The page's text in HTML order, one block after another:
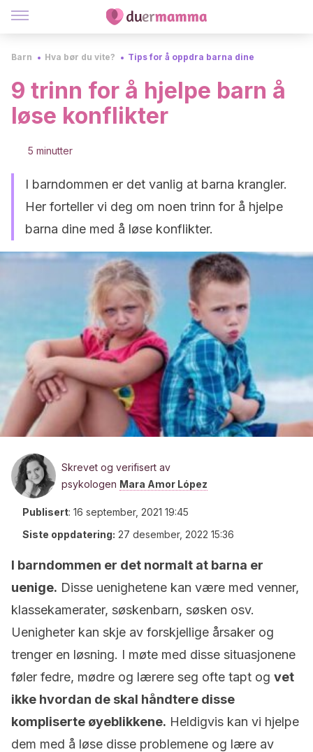
Barn Hva bør du vite? Tips for å oppdra barna dine
9 trinn for å hjelpe barn å
løse konflikter
5 minutter
I barndommen er det vanlig at barna krangler.
Her forteller vi deg om noen trinn for å hjelpe
barna dine med å løse konflikter.
Skrevet og verifisert av
psykologen Mara Amor López
Publisert: 16 september, 2021 19:45
Siste oppdatering: 27 desember, 2022 15:36
I barndommen er det normalt at barna er
uenige. Disse uenighetene kan være med venner,
klassekamerater, søskenbarn, søsken osv.
Uenigheter kan skje av forskjellige årsaker og
trenger en løsning. I møte med disse situasjonene
føler fedre, mødre og lærere seg ofte tapt og vet
ikke hvordan de skal håndtere disse
kompliserte øyeblikkene. Heldigvis kan vi hjelpe
dem med å løse disse problemene og lære av